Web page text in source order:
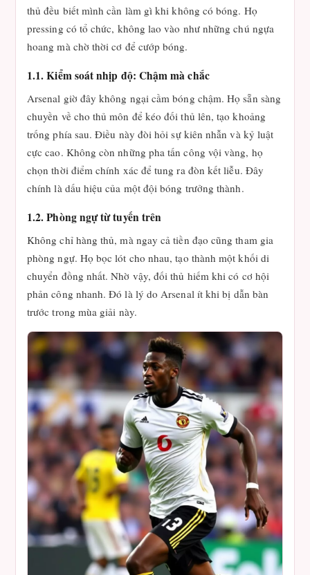
thủ đều biết mình cần làm gì khi không có bóng. Họ
pressing có tổ chức, không lao vào như những chú ngựa
hoang mà chờ thời cơ để cướp bóng.
1.1. Kiểm soát nhịp độ: Chậm mà chắc
Arsenal giờ đây không ngại cầm bóng chậm. Họ sẵn sàng
chuyền về cho thủ môn để kéo đối thủ lên, tạo khoảng
trống phía sau. Điều này đòi hỏi sự kiên nhẫn và kỷ luật
cực cao. Không còn những pha tấn công vội vàng, họ
chọn thời điểm chính xác để tung ra đòn kết liễu. Đây
chính là dấu hiệu của một đội bóng trưởng thành.
1.2. Phòng ngự từ tuyến trên
Không chỉ hàng thủ, mà ngay cả tiền đạo cũng tham gia
phòng ngự. Họ bọc lót cho nhau, tạo thành một khối di
chuyển đồng nhất. Nhờ vậy, đối thủ hiếm khi có cơ hội
phản công nhanh. Đó là lý do Arsenal ít khi bị dẫn bàn
trước trong mùa giải này.